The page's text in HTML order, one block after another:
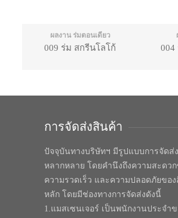
ผลงาน ร่มตอนเดียว
009 ร่ม สกรีนโลโก้ 004
การจัดส่งสินค้า
ปัจจุบันทางบริษัทฯ มีรูปแบบการจัดส่
หลากหลาย โดยคำนึงถึงความสะดว
ความรวดเร็ว และความปลอดภัยขอ
หลัก โดยมีช่องทางการจัดส่งดังนี้
1.แมสเซนเจอร์ เป็นพนักงานประจำ